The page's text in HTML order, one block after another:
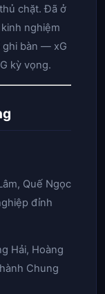
chặt. Đã ở
nghiệm
ghi bàn — xG
kỳ vọng.
Quế Ngọc
đỉnh
Hải, Hoàng
Chung